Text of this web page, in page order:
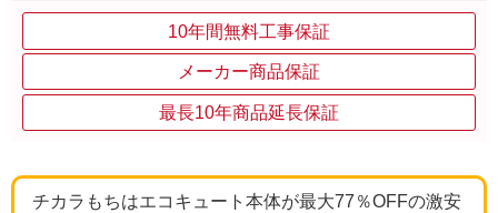
10年間無料工事保証
メーカー商品保証
最長10年商品延長保証
チカラもちはエコキュート本体が最大77％OFFの激安